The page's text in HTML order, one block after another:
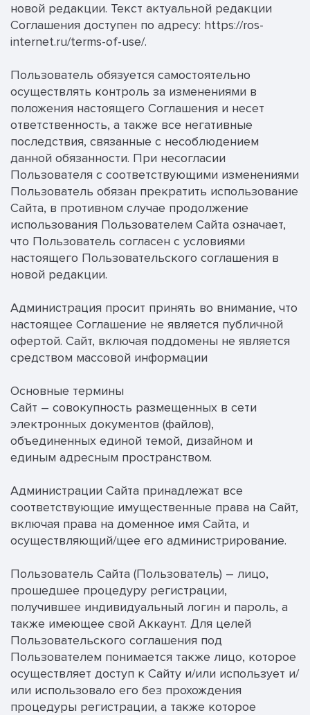
новой редакции. Текст актуальной редакции
Соглашения доступен по адресу: https://ros-
internet.ru/terms-of-use/.
Пользователь обязуется самостоятельно
осуществлять контроль за изменениями в
положения настоящего Соглашения и несет
ответственность, а также все негативные
последствия, связанные с несоблюдением
данной обязанности. При несогласии
Пользователя с соответствующими изменениями
Пользователь обязан прекратить использование
Сайта, в противном случае продолжение
использования Пользователем Сайта означает,
что Пользователь согласен с условиями
настоящего Пользовательского соглашения в
новой редакции.
Администрация просит принять во внимание, что
настоящее Соглашение не является публичной
офертой. Сайт, включая поддомены не является
средством массовой информации
Основные термины
Сайт – совокупность размещенных в сети
электронных документов (файлов),
объединенных единой темой, дизайном и
единым адресным пространством.
Администрации Сайта принадлежат все
соответствующие имущественные права на Сайт,
включая права на доменное имя Сайта, и
осуществляющий/щее его администрирование.
Пользователь Сайта (Пользователь) – лицо,
прошедшее процедуру регистрации,
получившее индивидуальный логин и пароль, а
также имеющее свой Аккаунт. Для целей
Пользовательского соглашения под
Пользователем понимается также лицо, которое
осуществляет доступ к Сайту и/или использует и/
или использовало его без прохождения
процедуры регистрации, а также которое